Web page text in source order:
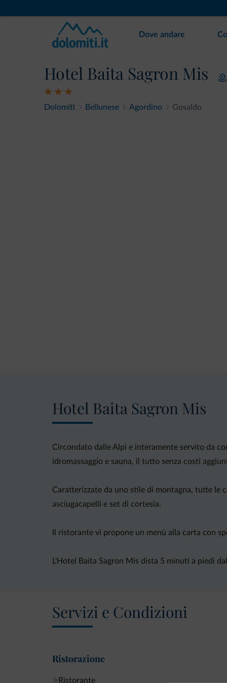
Dove andare
Hotel Baita Sagron Mis
Dolomiti Bellunese Agordino Gosaldo
Hotel Baita Sagron Mis
Circondato dalle Alpi e interamente servito da
idromassaggio e sauna, il tutto senza costi
Caratterizzate da uno stile di montagna, tutte le
asciugacapelli e set di cortesia.
Il ristorante vi propone un menù alla carta con
L'Hotel Baita Sagron Mis dista 5 minuti a piedi
Servizi e Condizioni
Ristorazione
Ristorante